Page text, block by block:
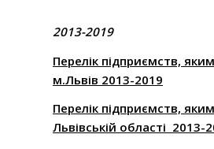
2013-2019
Перелік підприємств,
м.Львів 2013-2019
Перелік підприємств,
Львівській області 2013-